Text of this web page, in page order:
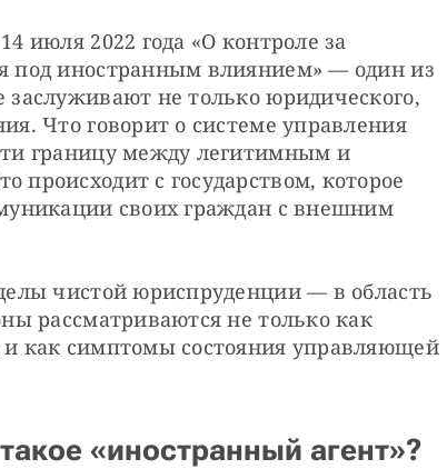
июля 2022 года «О контроле за
под иностранным влиянием» — один из
не только юридического,
Что говорит о системе управления
границу между легитимным и
происходит с государством, которое
своих граждан с внешним
чистой юриспруденции — в область
рассматриваются не только как
как симптомы состояния управляющей
«иностранный агент»?